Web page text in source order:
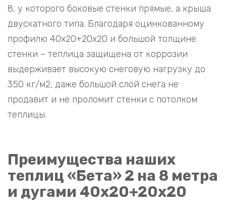
8, у которого боковые стенки прямые, а крыша
двускатного типа. Благодаря оцинкованному
профилю 40х20+20х20 и большой толщине
стенки – теплица защищена от коррозии
выдерживает высокую снеговую нагрузку до
350 кг/м2, даже большой слой снега не
продавит и не проломит стенки с потолком
теплицы.
Преимущества наших
теплиц «Бета» 2 на 8 метра
и дугами 40х20+20х20